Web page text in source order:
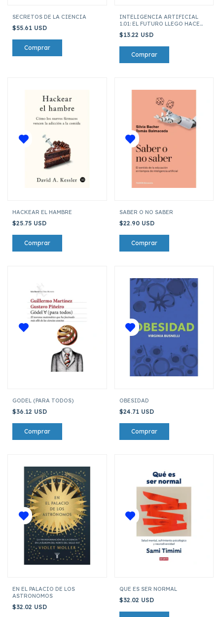
SECRETOS DE LA CIENCIA
$55.61 USD
INTELIGENCIA ARTIFICIAL
1.01: EL FUTURO LLEGO HACE
$13.22 USD
HACKEAR EL HAMBRE
$25.75 USD
SABER O NO SABER
$22.90 USD
GODEL (PARA TODOS)
$36.12 USD
OBESIDAD
$24.71 USD
EN EL PALACIO DE LOS
ASTRONOMOS
$32.02 USD
QUE ES SER NORMAL
$32.02 USD